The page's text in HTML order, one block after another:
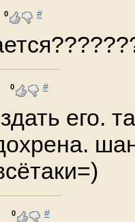
0 #
0 #
его.
0 #